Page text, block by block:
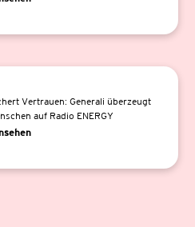
Vertrauen: Generali überzeugt
auf Radio ENERGY